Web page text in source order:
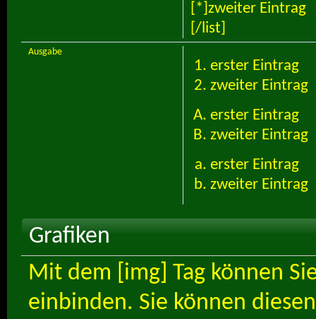
[*]zweiter Eintrag
[/list]
erster Eintrag
zweiter Eintrag
erster Eintrag
zweiter Eintrag
erster Eintrag
zweiter Eintrag
Ausgabe
Grafiken
Mit dem [img] Tag können
einbinden. Sie können